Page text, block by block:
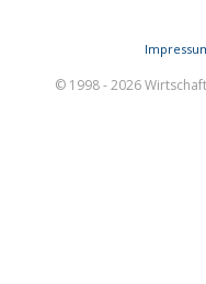
© 1998 - 2026